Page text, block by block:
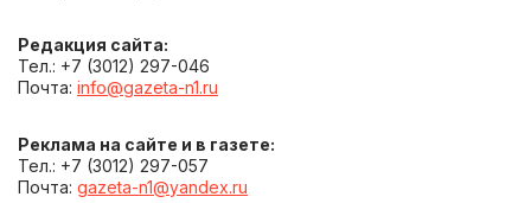
Редакция сайта:
Тел.: +7 (3012) 297-046
Почта: info@gazeta-n1.ru
Реклама на сайте и в газете:
Тел.: +7 (3012) 297-057
Почта: gazeta-n1@yandex.ru